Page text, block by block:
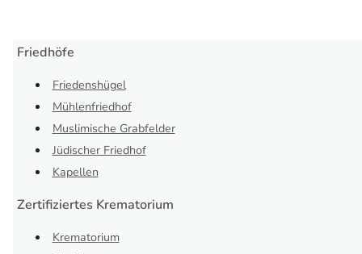
Friedhöfe
Friedenshügel
Mühlenfriedhof
Muslimische Grabfelder
Jüdischer Friedhof
Kapellen
Zertifiziertes Krematorium
Krematorium